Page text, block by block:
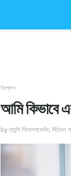
ডিপ্রেশন
আমি কিভাবে
by ন্যান্সি শিমেলপফেনিং; স্টিভেন